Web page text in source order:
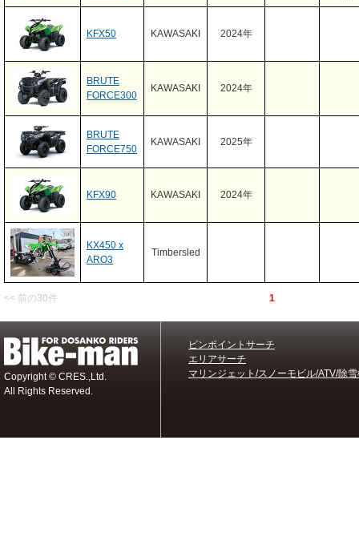
KFX50 KAWASAKI 2024年
BRUTE
FORCE300
KAWASAKI 2024年
BRUTE
FORCE750
KAWASAKI 2025年
KFX90 KAWASAKI 2024年
KX450 x
ARO3
Timbersled
<< 前の30件 1
Copyright © CRES.,Ltd.
All Rights Reserved.
ピンポイントサーチ
エリアサーチ
マリンジェット/スノーモビル/ATV/除